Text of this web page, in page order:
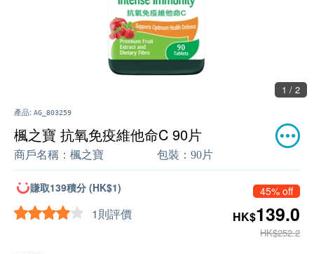
1 / 2
產品: AG_803259
楓之寶 抗氧免疫維他命C 90片
商戶名稱： 楓之寶 包裝： 90片
賺取139積分 (HK$1)
1則評價
45% off
HK$139.0
HK$252.2